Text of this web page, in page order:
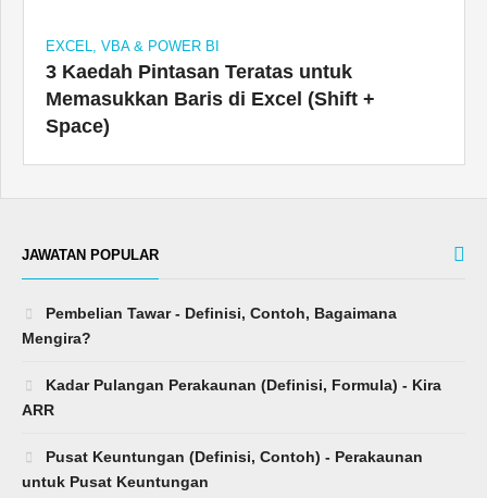
EXCEL, VBA & POWER BI
3 Kaedah Pintasan Teratas untuk
Memasukkan Baris di Excel (Shift +
Space)
JAWATAN POPULAR
Pembelian Tawar - Definisi, Contoh, Bagaimana
Mengira?
Kadar Pulangan Perakaunan (Definisi, Formula) - Kira
ARR
Pusat Keuntungan (Definisi, Contoh) - Perakaunan
untuk Pusat Keuntungan